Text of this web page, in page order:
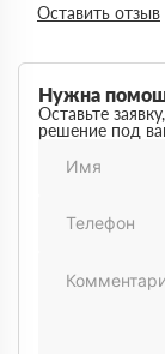
Максим
Немного
разобратсья,
Заказывал
отношение
Оставить отзыв
Нужна
Оставьте
решение под